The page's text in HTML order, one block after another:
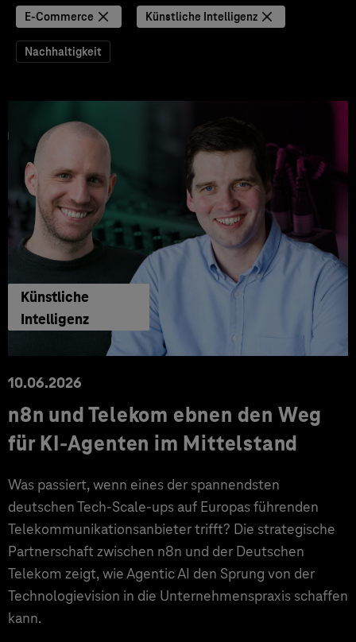
E-Commerce Künstliche Intelligenz
Nachhaltigkeit
Künstliche
Intelligenz
10.06.2026
n8n und Telekom ebnen den Weg
für KI-Agenten im Mittelstand
Was passiert, wenn eines der spannendsten
deutschen Tech-Scale-ups auf Europas führenden
Telekommunikationsanbieter trifft? Die strategische
Partnerschaft zwischen n8n und der Deutschen
Telekom zeigt, wie Agentic AI den Sprung von der
Technologievision in die Unternehmenspraxis schaffen
kann.